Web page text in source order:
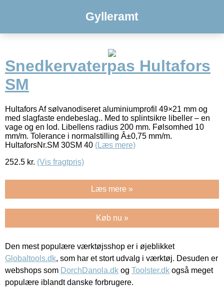
Gylleramt
Snedkervaterpas Hultafors
SM
Hultafors Af sølvanodiseret aluminiumprofil 49×21 mm og
med slagfaste endebeslag.. Med to splintsikre libeller – en
vage og en lod. Libellens radius 200 mm. Følsomhed 10
mm/m. Tolerance i normalstilling Â±0,75 mm/m.
HultaforsNr.SM 30SM 40 (Læs mere)
252.5 kr. (Vis fragtpris)
Læs mere »
Køb nu »
Den mest populære værktøjsshop er i øjeblikket
Globaltools.dk, som har et stort udvalg i værktøj. Desuden er
webshops som DorchDanola.dk og Toolster.dk også meget
populære iblandt danske forbrugere.